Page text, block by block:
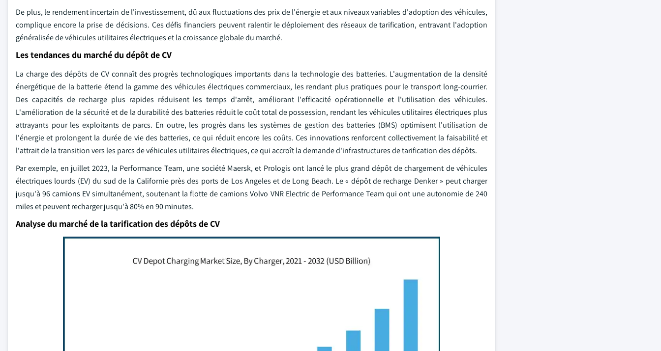
De plus, le rendement incertain de l'investissement, dû aux fluctuations des prix de l'énergie et aux niveaux variables d'adoption des véhicules,
complique encore la prise de décisions. Ces défis financiers peuvent ralentir le déploiement des réseaux de tarification, entravant l'adoption
généralisée de véhicules utilitaires électriques et la croissance globale du marché.
Les tendances du marché du dépôt de CV
La charge des dépôts de CV connaît des progrès technologiques importants dans la technologie des batteries. L'augmentation de la densité
énergétique de la batterie étend la gamme des véhicules électriques commerciaux, les rendant plus pratiques pour le transport long-courrier.
Des capacités de recharge plus rapides réduisent les temps d'arrêt, améliorant l'efficacité opérationnelle et l'utilisation des véhicules.
L'amélioration de la sécurité et de la durabilité des batteries réduit le coût total de possession, rendant les véhicules utilitaires électriques plus
attrayants pour les exploitants de parcs. En outre, les progrès dans les systèmes de gestion des batteries (BMS) optimisent l'utilisation de
l'énergie et prolongent la durée de vie des batteries, ce qui réduit encore les coûts. Ces innovations renforcent collectivement la faisabilité et
l'attrait de la transition vers les parcs de véhicules utilitaires électriques, ce qui accroît la demande d'infrastructures de tarification des dépôts.
Par exemple, en juillet 2023, la Performance Team, une société Maersk, et Prologis ont lancé le plus grand dépôt de chargement de véhicules
électriques lourds (EV) du sud de la Californie près des ports de Los Angeles et de Long Beach. Le « dépôt de recharge Denker » peut charger
jusqu'à 96 camions EV simultanément, soutenant la flotte de camions Volvo VNR Electric de Performance Team qui ont une autonomie de 240
miles et peuvent recharger jusqu'à 80% en 90 minutes.
Analyse du marché de la tarification des dépôts de CV